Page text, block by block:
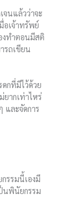
จนแล้วว่าจะ
อเจ้าทรัพย์
งทำตอนมีสติ
รถเขียน
กที่มีไว้ด้วย
ยากเท่าไหร่
และจัดการ
รรมนี้เองมี
นพินัยกรรม